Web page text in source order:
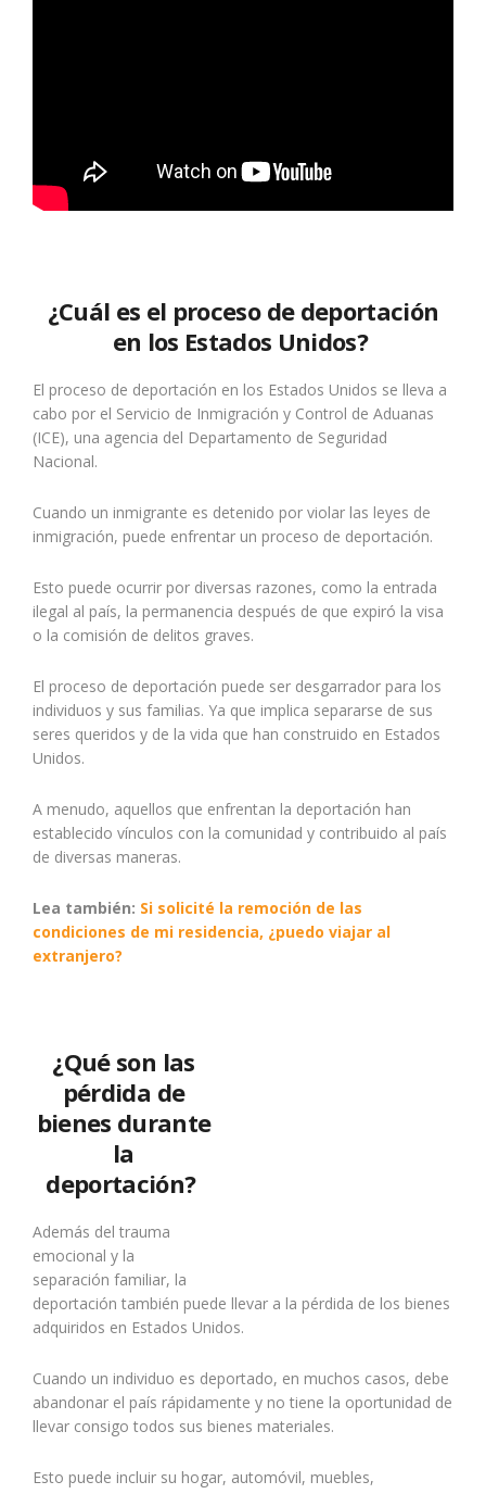
¿Cuál es el proceso de deportación
en los Estados Unidos?
El proceso de deportación en los Estados Unidos se lleva a
cabo por el Servicio de Inmigración y Control de Aduanas
(ICE), una agencia del Departamento de Seguridad
Nacional.
Cuando un inmigrante es detenido por violar las leyes de
inmigración, puede enfrentar un proceso de deportación.
Esto puede ocurrir por diversas razones, como la entrada
ilegal al país, la permanencia después de que expiró la visa
o la comisión de delitos graves.
El proceso de deportación puede ser desgarrador para los
individuos y sus familias. Ya que implica separarse de sus
seres queridos y de la vida que han construido en Estados
Unidos.
A menudo, aquellos que enfrentan la deportación han
establecido vínculos con la comunidad y contribuido al país
de diversas maneras.
Lea también: Si solicité la remoción de las
condiciones de mi residencia, ¿puedo viajar al
extranjero?
¿Qué son las
pérdida de
bienes durante
la
deportación?
Además del trauma
emocional y la
separación familiar, la
deportación también puede llevar a la pérdida de los bienes
adquiridos en Estados Unidos.
Cuando un individuo es deportado, en muchos casos, debe
abandonar el país rápidamente y no tiene la oportunidad de
llevar consigo todos sus bienes materiales.
Esto puede incluir su hogar, automóvil, muebles,